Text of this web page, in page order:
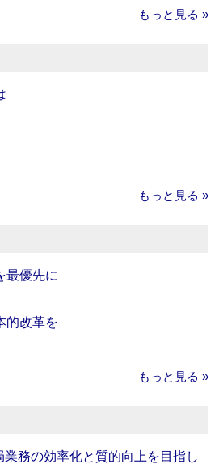
もっと見る »
もっと見る »
最優先に
的改革を
もっと見る »
業務の効率化と質的向上を目指し